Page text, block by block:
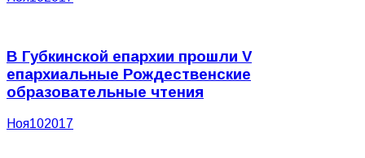
В Губкинской епархии прошли V
епархиальные Рождественские
образовательные чтения
Ноя102017